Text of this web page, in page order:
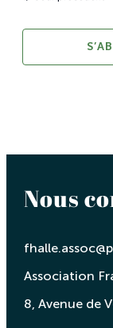
Nous
Association
8, Avenue de